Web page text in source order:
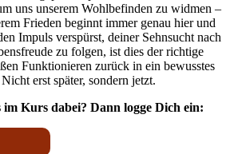
uns unserem Wohlbefinden zu widmen –
Frieden beginnt immer genau hier und
Impuls verspürst, deiner Sehnsucht nach
zu folgen, ist dies der richtige
Funktionieren zurück in ein bewusstes
erst später, sondern jetzt.
im Kurs dabei? Dann logge Dich ein: